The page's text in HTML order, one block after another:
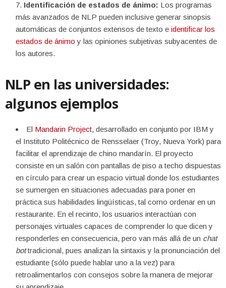
Identificación de estados de ánimo: Los programas
más avanzados de NLP pueden inclusive generar sinopsis
automáticas de conjuntos extensos de texto e identificar los
estados de ánimo y las opiniones subjetivas subyacentes de
los autores.
NLP en las universidades:
algunos ejemplos
El Mandarin Project, desarrollado en conjunto por IBM y
el Instituto Politécnico de Rensselaer (Troy, Nueva York) para
facilitar el aprendizaje de chino mandarín. El proyecto
consiste en un salón con pantallas de piso a techo dispuestas
en círculo para crear un espacio virtual donde los estudiantes
se sumergen en situaciones adecuadas para poner en
práctica sus habilidades lingüísticas, tal como ordenar en un
restaurante. En el recinto, los usuarios interactúan con
personajes virtuales capaces de comprender lo que dicen y
responderles en consecuencia, pero van más allá de un chat
bottradicional, pues analizan la sintaxis y la pronunciación del
estudiante (sólo puede hablar uno a la vez) para
retroalimentarlos con consejos sobre la manera de mejorar